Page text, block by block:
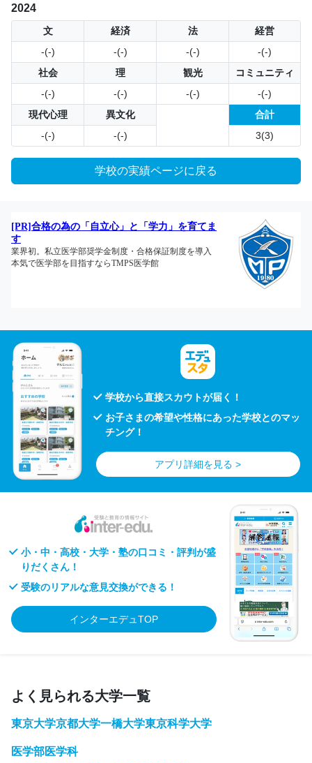
2024
文 経済 法
経営
-(-)
-(-) -(-)
-(-)
社会
理 観光
コミュニティ
-(-)
-(-) -(-)
-(-)
現代心理
異文化
合計
-(-)
-(-) 3(3)
学校の実績ページに戻る
学校から直接スカウトが届く！
お子さまの希望や性格にあった学校とのマッ
チング！
アプリ詳細を見る >
小・中・高校・大学・塾の口コミ・評判が盛
りだくさん！
受験のリアルな意見交換ができる！
インターエデュTOP
よく見られる大学一覧
東京大学京都大学一橋大学東京科学大学
医学部医学科